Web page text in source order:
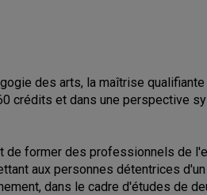
des arts, la maîtrise
crédits et dans une perspective
de former des professionnels de
aux personnes détentrices
dans le cadre d'études de